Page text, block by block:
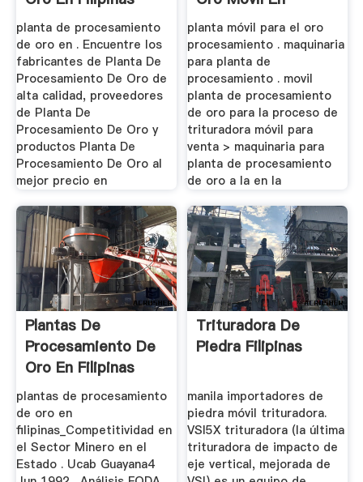
planta de procesamiento
de oro en . Encuentre los
fabricantes de Planta De
Procesamiento De Oro de
alta calidad, proveedores
de Planta De
Procesamiento De Oro y
productos Planta De
Procesamiento De Oro al
mejor precio en
Filipinas
planta móvil para el oro
procesamiento . maquinaria
para planta de
procesamiento . movil
planta de procesamiento
de oro para la proceso de
trituradora móvil para
venta > maquinaria para
planta de procesamiento
de oro a la en la
Plantas De
Procesamiento De
Oro En Filipinas
plantas de procesamiento
de oro en
filipinas_Competitividad en
el Sector Minero en el
Estado . Ucab Guayana4
Trituradora De
Piedra Filipinas
manila importadores de
piedra móvil trituradora.
VSI5X trituradora (la última
trituradora de impacto de
eje vertical, mejorada de